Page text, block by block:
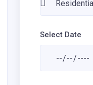
Select Date